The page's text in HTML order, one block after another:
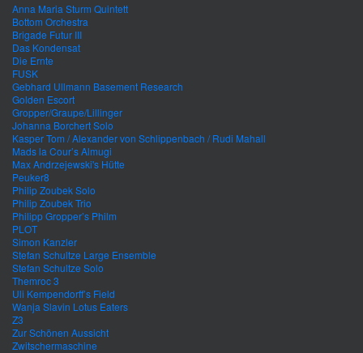
Anna Maria Sturm Quintett
Bottom Orchestra
Brigade Futur III
Das Kondensat
Die Ernte
FUSK
Gebhard Ullmann Basement Research
Golden Escort
Gropper/Graupe/Lillinger
Johanna Borchert Solo
Kasper Tom / Alexander von Schlippenbach / Rudi Mahall
Mads la Cour’s Almugi
Max Andrzejewski's Hütte
Peuker8
Philip Zoubek Solo
Philip Zoubek Trio
Philipp Gropper’s Philm
PLOT
Simon Kanzler
Stefan Schultze Large Ensemble
Stefan Schultze Solo
Themroc 3
Uli Kempendorff’s Field
Wanja Slavin Lotus Eaters
Z3
Zur Schönen Aussicht
Zwitschermaschine